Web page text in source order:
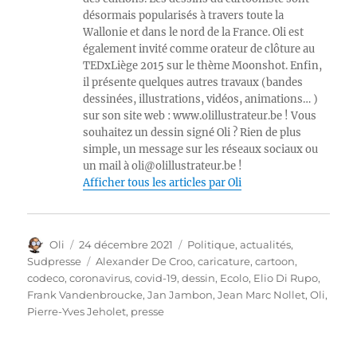
désormais popularisés à travers toute la
Wallonie et dans le nord de la France. Oli est
également invité comme orateur de clôture au
TEDxLiège 2015 sur le thème Moonshot. Enfin,
il présente quelques autres travaux (bandes
dessinées, illustrations, vidéos, animations… )
sur son site web : www.olillustrateur.be ! Vous
souhaitez un dessin signé Oli ? Rien de plus
simple, un message sur les réseaux sociaux ou
un mail à oli@olillustrateur.be !
Afficher tous les articles par Oli
Auteur
Oli
Publié
le
24 décembre 2021 Catégories
Politique, actualités,
Sudpresse
Étiquettes
Alexander De Croo,caricature,cartoon,
codeco,coronavirus,covid-19,dessin, Ecolo, Elio Di Rupo,
Frank Vandenbroucke,Jan Jambon,Jean Marc Nollet,Oli,
Pierre-Yves Jeholet, presse